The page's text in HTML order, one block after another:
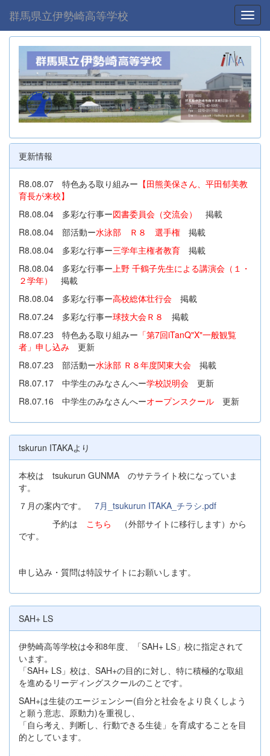
群馬県立伊勢崎高等学校
更新情報
R8.08.07 特色ある取り組みー 【田熊美保さん、平田郁美教
育長が来校】
R8.08.04 多彩な行事ー図書委員会（交流会）
掲載
R8.08.04 部活動ー水泳部 Ｒ８ 選手権 掲載
R8.08.04 多彩な行事ー三学年主権者教育 掲載
R8.08.04 多彩な行事ー上野 千鶴子先生による講演会（１・
２学年）
掲載
R8.08.04 多彩な行事ー高校総体壮行会 掲載
R8.07.24 多彩な行事ー球技大会Ｒ８
掲載
R8.07.23 特色ある取り組みー 「第7回iTanQ"X"一般観覧
者」申し込み 更新
R8.07.23 部活動ー水泳部 Ｒ８年度関東大会 掲載
R8.07.17 中学生のみなさんへー学校説明会 更新
R8.07.16 中学生のみなさんへーオープンスクール 更新
tskurun ITAKAより
本校は tsukurun GUNMA のサテライト校になっていま
す。
７月の案内です。 7月_tsukurun ITAKA_チラシ.pdf
予約は こちら （外部サイトに移行します）から
です。
申し込み・質問は特設サイトにお願いします。
SAH+ LS
伊勢崎高等学校は令和8年度、「SAH+ LS」校に指定されて
います。
「SAH+ LS」校は、SAH+の目的に対し、特に積極的な取組
を進めるリーディングスクールのことです。
SAH+は生徒のエージェンシー(自分と社会をより良くしよう
と願う意志、原動力)を重視し、
「自ら考え、判断し、行動できる生徒」を育成することを目
的としています。